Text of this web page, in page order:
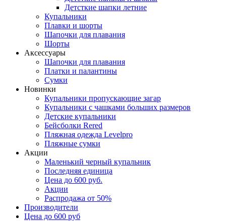
Детсткие шапки летние
Купальники
Плавки и шорты
Шапочки для плавания
Шорты
Аксессуары
Шапочки для плавания
Платки и палантины
Сумки
Новинки
Купальники пропускающие загар
Купальники с чашками больших размеров
Детские купальники
Бейсболки Rered
Пляжная одежда Levelpro
Пляжные сумки
Акции
Маленький черный купальник
Последняя единица
Цена до 600 руб.
Акции
Распродажа от 50%
Производители
Цена до 600 руб